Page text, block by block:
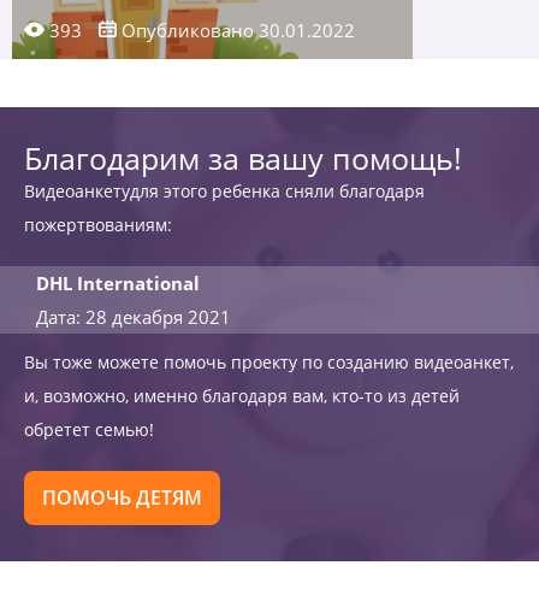
393
Опубликовано 30.01.2022
Благодарим за вашу помощь!
Видеоанкетудля этого ребенка сняли благодаря
пожертвованиям:
DHL International
Дата: 28 декабря 2021
Вы тоже можете помочь проекту по созданию видеоанкет,
и, возможно, именно благодаря вам, кто-то из детей
обретет семью!
ПОМОЧЬ ДЕТЯМ